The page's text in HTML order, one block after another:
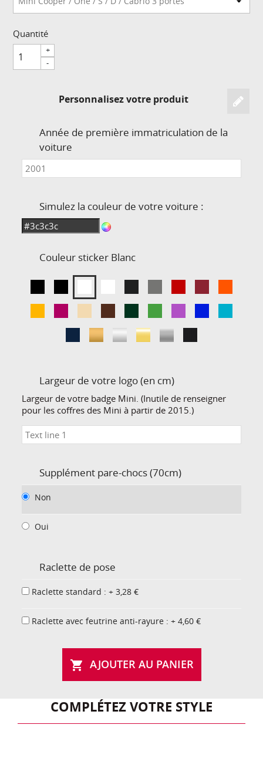
Quantité
+
-
Personnalisez votre produit
Année de première immatriculation de la
voiture
Simulez la couleur de votre voiture :
Couleur sticker Blanc
Largeur de votre logo (en cm)
Largeur de votre badge Mini. (Inutile de renseigner
pour les coffres des Mini à partir de 2015.)
Supplément pare-chocs (70cm)
Non
Oui
Raclette de pose
Raclette standard : + 3,28 €
Raclette avec feutrine anti-rayure : + 4,60 €
 AJOUTER AU PANIER
COMPLÉTEZ VOTRE STYLE